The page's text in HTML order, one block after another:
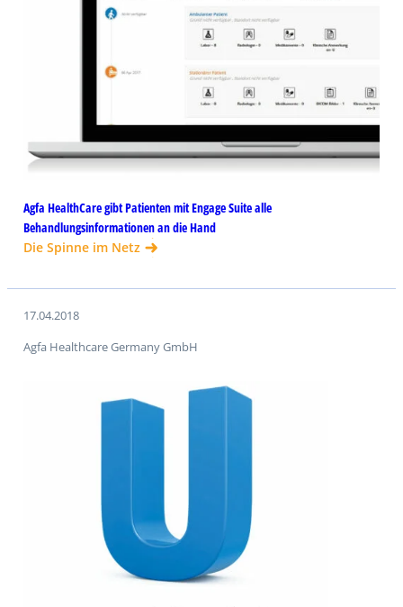
Agfa HealthCare gibt Patienten mit Engage Suite alle
Behandlungsinformationen an die Hand
Die Spinne im Netz
17.04.2018
Agfa Healthcare Germany GmbH